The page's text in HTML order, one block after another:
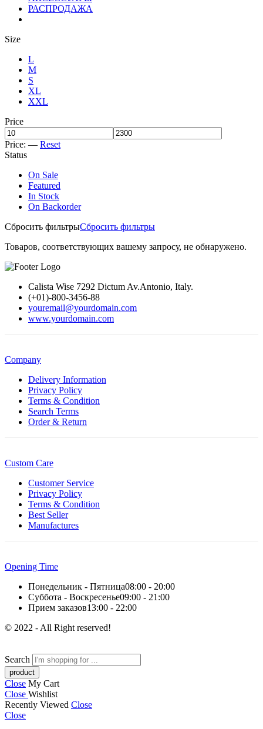
РАСПРОДАЖА
Size
L
M
S
XL
XXL
Price
Price: — Reset
Status
On Sale
Featured
In Stock
On Backorder
Сбросить фильтрыСбросить фильтры
Товаров, соответствующих вашему запросу, не обнаружено.
Calista Wise 7292 Dictum Av.Antonio, Italy.
(+01)-800-3456-88
youremail@yourdomain.com
www.yourdomain.com
Company
Delivery Information
Privacy Policy
Terms & Condition
Search Terms
Order & Return
Custom Care
Customer Service
Privacy Policy
Terms & Condition
Best Seller
Manufactures
Opening Time
Понедельник - Пятница08:00 - 20:00
Суббота - Воскресенье09:00 - 21:00
Прием заказов13:00 - 22:00
© 2022 - All Right reserved!
Search
Close My Cart
Close Wishlist
Recently Viewed Close
Close